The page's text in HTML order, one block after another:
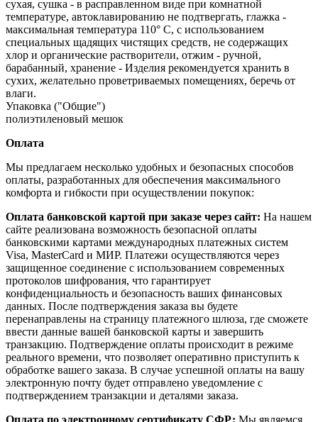
сухая, сушка - в расправленном виде при комнатной
температуре, автоклавированию не подтвергать, глажка -
максимальная температура 110° С, с использованием
специальных щадящих чистящих средств, не содержащих
хлор и органические растворители, отжим - ручной,
барабанный, хранение - Изделия рекомендуется хранить в
сухих, желательно проветриваемых помещениях, беречь от
влаги.
Упаковка ("Общие")
полиэтиленовый мешок
Оплата
Мы предлагаем несколько удобных и безопасных способов
оплаты, разработанных для обеспечения максимального
комфорта и гибкости при осуществлении покупок:
Оплата банковской картой при заказе через сайт: На нашем
сайте реализована возможность безопасной оплаты
банковскими картами международных платежных систем
Visa, MasterCard и МИР. Платежи осуществляются через
защищенное соединение с использованием современных
протоколов шифрования, что гарантирует
конфиденциальность и безопасность ваших финансовых
данных. После подтверждения заказа вы будете
перенаправлены на страницу платежного шлюза, где сможете
ввести данные вашей банковской карты и завершить
транзакцию. Подтверждение оплаты происходит в режиме
реального времени, что позволяет оперативно приступить к
обработке вашего заказа. В случае успешной оплаты на вашу
электронную почту будет отправлено уведомление с
подтверждением транзакции и деталями заказа.
Оплата по электронному сертификату СФР: Мы являемся